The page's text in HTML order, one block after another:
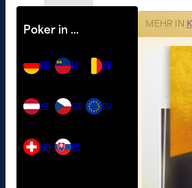
Poker in …
DE
AT
CH
LI
CZ
SK
BE
EU
MEHR IN